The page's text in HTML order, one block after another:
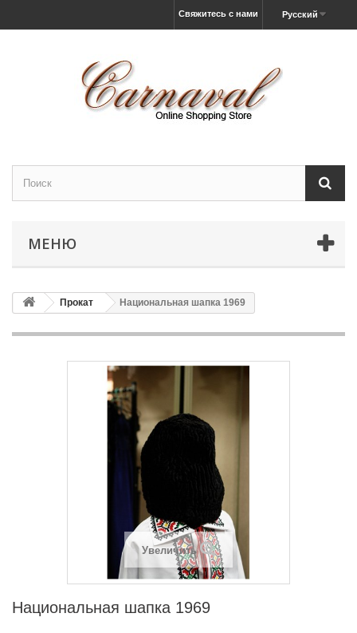
Русский
Свяжитесь с нами
МЕНЮ
Прокат Национальная шапка 1969
Увеличить
Национальная шапка 1969